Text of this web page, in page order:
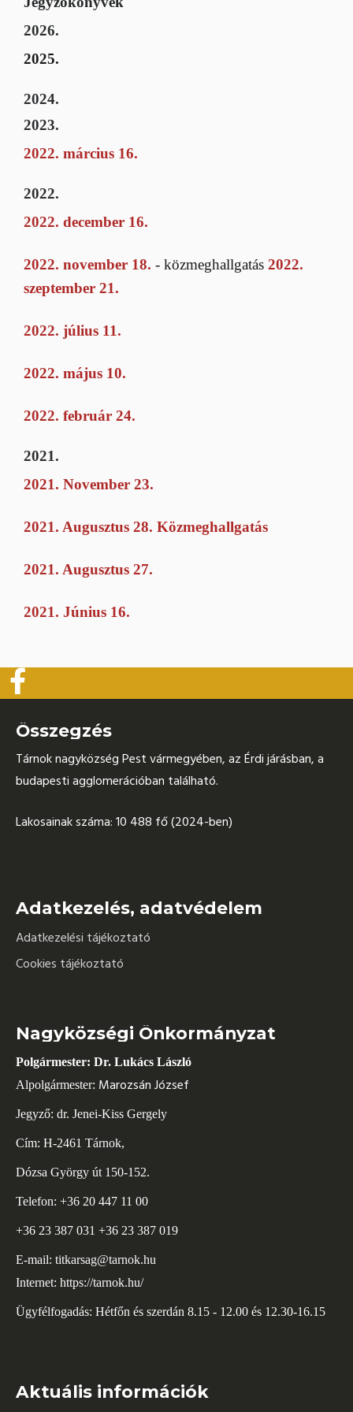
2026.
2025.
2024.
2023.
2022. március 16.
2022.
2022. december 16.
2022. november 18. - közmeghallgatás 2022.
szeptember 21.
2022. július 11.
2022. május 10.
2022. február 24.
2021.
2021. November 23.
2021. Augusztus 28. Közmeghallgatás
2021. Augusztus 27.
2021. Június 16.
Összegzés
Tárnok nagyközség Pest vármegyében, az Érdi járásban, a
budapesti agglomerációban található.
Lakosainak száma: 10 488 fő (2024-ben)
Adatkezelés, adatvédelem
Adatkezelési tájékoztató
Cookies tájékoztató
Nagyközségi Önkormányzat
Polgármester: Dr. Lukács László
Alpolgármester: Marozsán József
Jegyző: dr. Jenei-Kiss Gergely
Cím: H-2461 Tárnok,
Dózsa György út 150-152.
Telefon: +36 20 447 11 00
+36 23 387 031 +36 23 387 019
E-mail: titkarsag@tarnok.hu
Internet: https://tarnok.hu/
Ügyfélfogadás: Hétfőn és szerdán 8.15 - 12.00 és 12.30-16.15
Aktuális információk